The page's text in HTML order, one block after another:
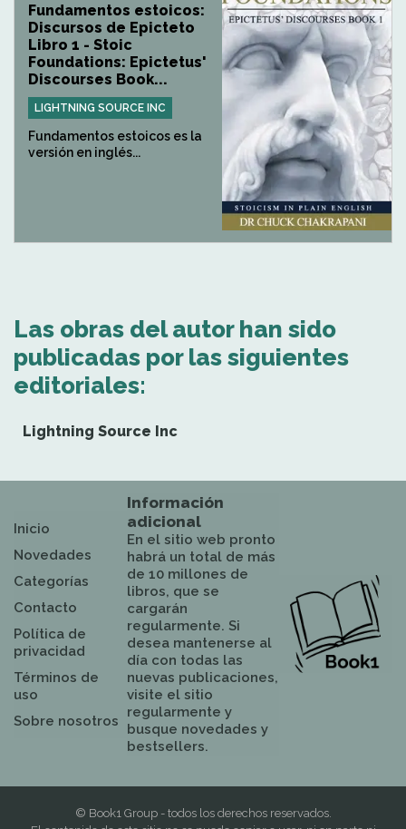
Fundamentos estoicos:
Discursos de Epicteto
Libro 1 - Stoic
Foundations: Epictetus'
Discourses Book...
LIGHTNING SOURCE INC
Fundamentos estoicos es la
versión en inglés...
Las obras del autor han sido
publicadas por las siguientes
editoriales:
Lightning Source Inc
Inicio
Novedades
Categorías
Contacto
Política de
privacidad
Términos de
uso
Sobre nosotros
Información
adicional
En el sitio web pronto
habrá un total de más
de 10 millones de
libros, que se
cargarán
regularmente. Si
desea mantenerse al
día con todas las
nuevas publicaciones,
visite el sitio
regularmente y
busque novedades y
bestsellers.
© Book1 Group - todos los derechos reservados.